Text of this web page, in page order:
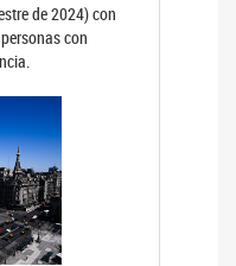
de 2024) con
con